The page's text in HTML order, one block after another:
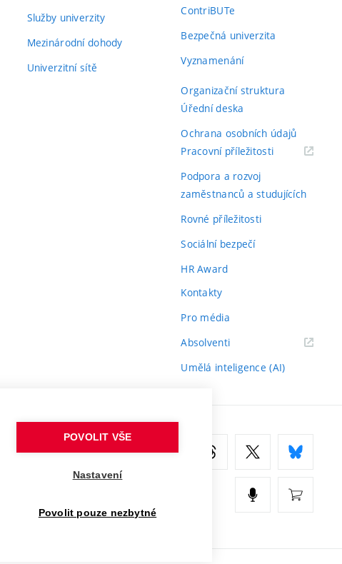
Služby univerzity
Mezinárodní dohody
Univerzitní sítě
ContriBUTe
Bezpečná univerzita
Vyznamenání
Organizační struktura
Úřední deska
Ochrana osobních údajů
Pracovní příležitosti(externí
Podpora a rozvoj
zaměstnanců a studujících
Rovné příležitosti
Sociální bezpečí
HR Award
Kontakty
Pro média
Absolventi(externí
Umělá inteligence (AI)
POVOLIT VŠE
Nastavení
Povolit pouze nezbytné